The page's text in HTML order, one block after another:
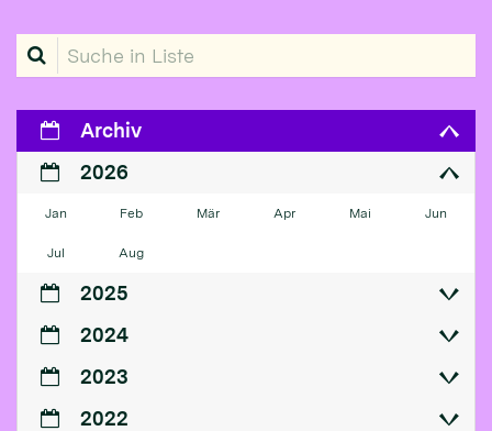
Suche in Liste
Archiv
2026
Jan Feb Mär Apr Mai Jun
Jul Aug
2025
2024
2023
2022